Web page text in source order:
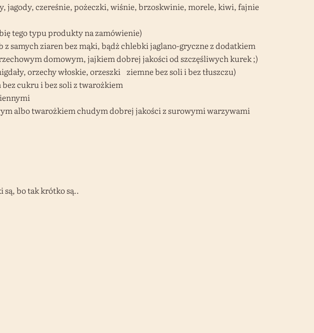
jagody, czereśnie, pożeczki, wiśnie, brzoskwinie, morele, kiwi, fajnie
tego typu produkty na zamówienie)
samych ziaren bez mąki, bądż chlebki jaglano-gryczne z dodatkiem
domowym, jajkiem dobrej jakości od szczęśliwych kurek ;)
orzechy włoskie, orzeszki ziemne bez soli i bez tłuszczu)
cukru i bez soli z twarożkiem
albo twarożkiem chudym dobrej jakości z surowymi warzywami
bo tak krótko są..